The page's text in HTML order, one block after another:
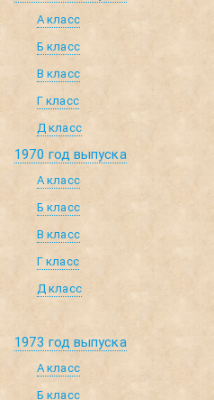
А класс
Б класс
В класс
Г класс
Д класс
1970 год выпуска
А класс
Б класс
В класс
Г класс
Д класс
1973 год выпуска
А класс
Б класс